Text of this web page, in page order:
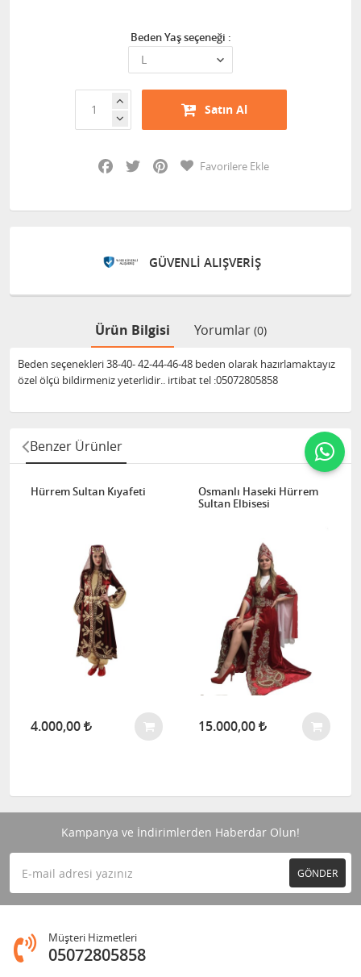
Beden Yaş seçeneği :
Satın Al
Facebook
Twitter PinterestFavorilere Ekle
GÜVENLİ ALIŞVERİŞ
Ürün Bilgisi Yorumlar (0)
Beden seçenekleri 38-40- 42-44-46-48 beden olarak hazırlamaktayız
özel ölçü bildirmeniz yeterlidir.. irtibat tel :05072805858
Benzer Ürünler
Hürrem Sultan Kıyafeti
4.000,00
Osmanlı Haseki Hürrem
Sultan Elbisesi
15.000,00
Kampanya ve İndirimlerden Haberdar Olun!
GÖNDER
Müşteri Hizmetleri
05072805858